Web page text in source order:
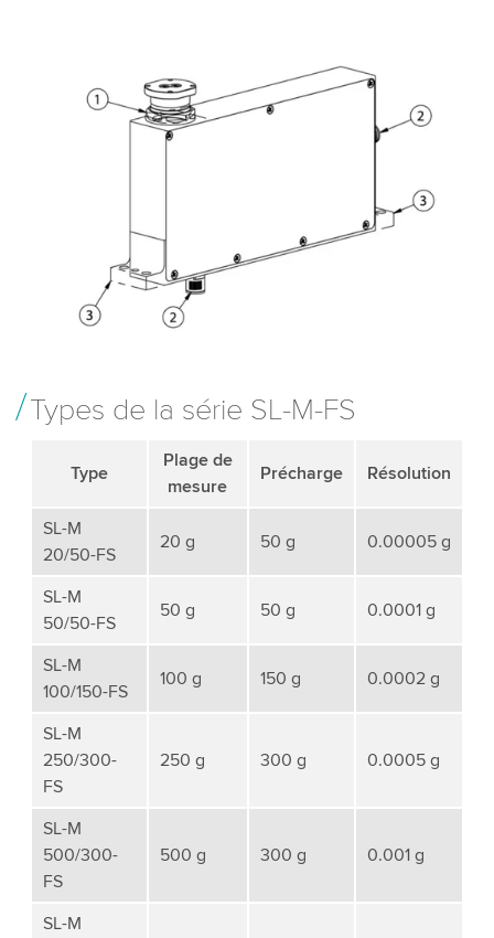
Types de la série SL-M-FS
Type
Plage de
mesure
Précharge Résolution
SL-M
20/50-FS
20 g 50 g 0.00005 g
SL-M
50/50-FS
50 g 50 g 0.0001 g
SL-M
100/150-FS
100 g 150 g 0.0002 g
SL-M
250/300-
FS
250 g 300 g 0.0005 g
SL-M
500/300-
FS
500 g 300 g 0.001 g
SL-M